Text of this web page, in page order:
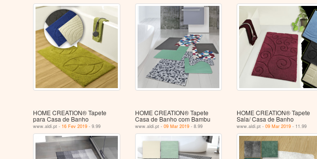
HOME CREATION® Tapete
para Casa de Banho
www.aldi.pt - 16 Fev 2019 - 9.99
HOME CREATION® Tapete
Casa de Banho com Bambu
www.aldi.pt - 09 Mar 2019- 8.99
HOME CREATION® Tapete
Sala/ Casa de Banho
www.aldi.pt -09 Mar 2019 - 11.99